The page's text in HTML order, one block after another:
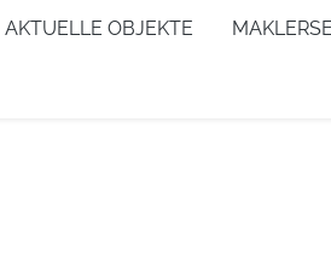
AKTUELLE OBJEKTE